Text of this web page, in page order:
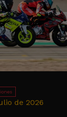
de 2026